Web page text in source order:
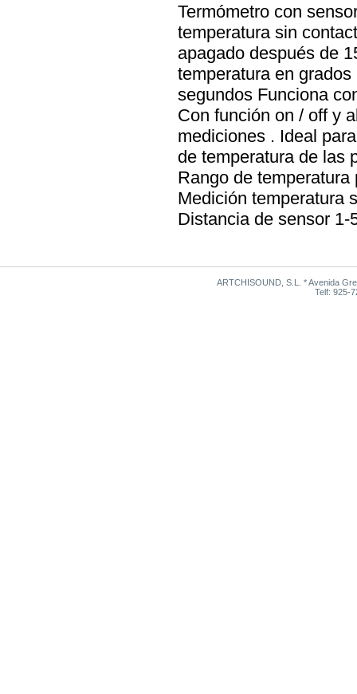
Termómetro con
temperatura sin
apagado después de
temperatura en
segundos Funciona
Con función on / off y
mediciones . Ideal
de temperatura de las
Rango de temperatura
Medición temperatura
Distancia de sensor 1-
ARTCHISOUND, S.L. * Avenida
Telf: 925-